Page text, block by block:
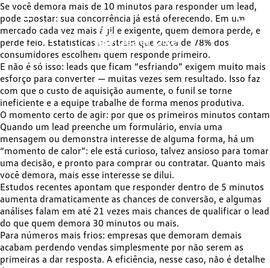
Se você demora mais de 10 minutos para responder um lead,
pode apostar: sua concorrência já está oferecendo. Em um
mercado cada vez mais ágil e exigente, quem demora perde, e
perde feio. Estatísticas mostram que cerca de 78% dos
consumidores escolhem quem responde primeiro.
E não é só isso: leads que ficam “esfriando” exigem muito mais
esforço para converter — muitas vezes sem resultado. Isso faz
com que o custo de aquisição aumente, o funil se torne
ineficiente e a equipe trabalhe de forma menos produtiva.
O momento certo de agir: por que os primeiros minutos contam
Quando um lead preenche um formulário, envia uma
mensagem ou demonstra interesse de alguma forma, há um
“momento de calor”: ele está curioso, talvez ansioso para tomar
uma decisão, e pronto para comprar ou contratar. Quanto mais
você demora, mais esse interesse se dilui.
Estudos recentes apontam que responder dentro de 5 minutos
aumenta dramaticamente as chances de conversão, e algumas
análises falam em até 21 vezes mais chances de qualificar o lead
do que quem demora 30 minutos ou mais.
Para números mais frios: empresas que demoram demais
acabam perdendo vendas simplesmente por não serem as
primeiras a dar resposta. A eficiência, nesse caso, não é detalhe